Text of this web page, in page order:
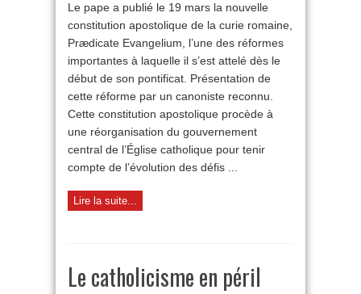
de
la
romaine
Le pape a publié le 19 mars la nouvelle
constitution apostolique de la curie romaine,
Prædicate Evangelium, l’une des réformes
importantes à laquelle il s’est attelé dès le
début de son pontificat. Présentation de
cette réforme par un canoniste reconnu.
Cette constitution apostolique procède à
une réorganisation du gouvernement
central de l’Église catholique pour tenir
compte de l’évolution des défis ...
Lire la suite...
Le catholicisme en péril